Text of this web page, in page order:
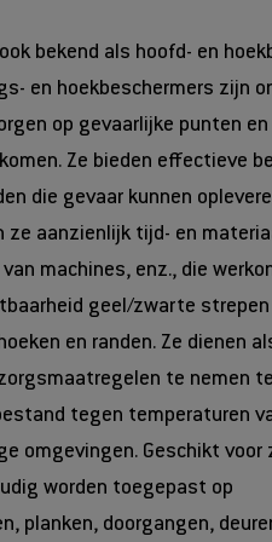
bekend als hoofd- en
en hoekbeschermers zijn
op gevaarlijke punten en
Ze bieden effectieve
die gevaar kunnen
ze aanzienlijk tijd- en
machines, enz., die
geel/zwarte
en randen. Ze dienen
te nemen
tegen temperaturen
omgevingen. Geschikt voor
worden toegepast op
planken, doorgangen,